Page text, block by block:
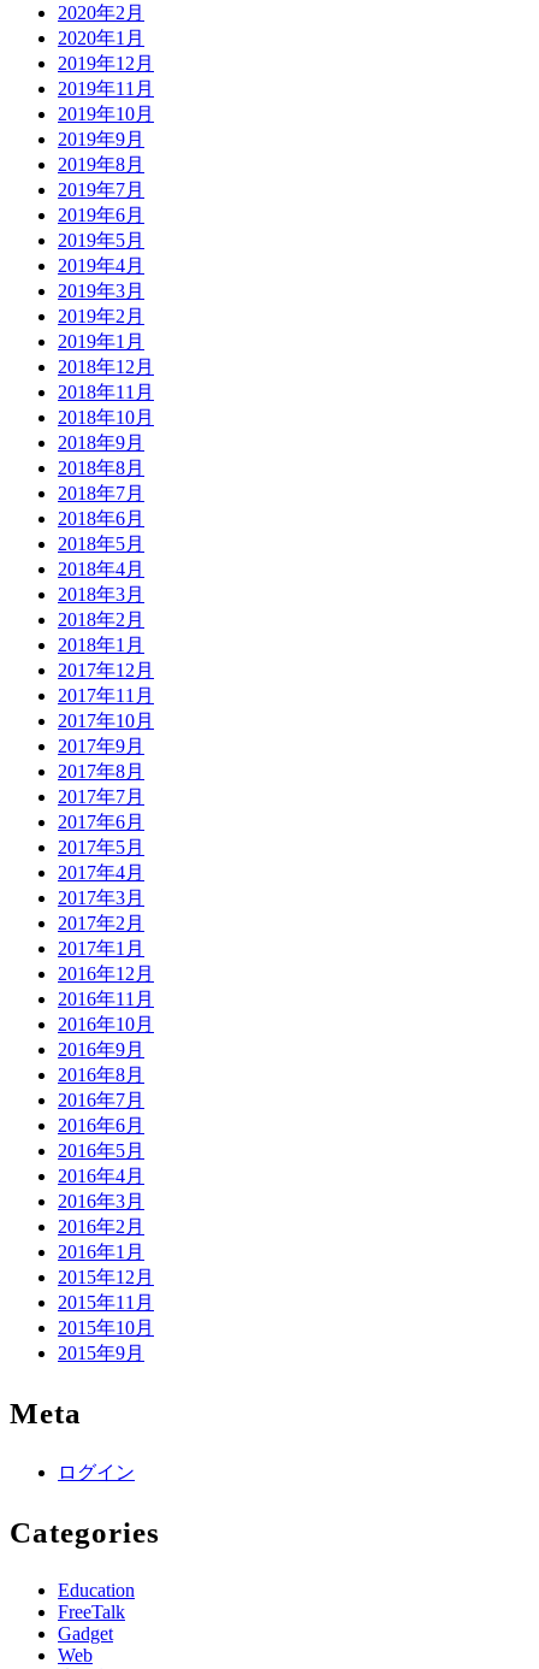
2020年2月
2020年1月
2019年12月
2019年11月
2019年10月
2019年9月
2019年8月
2019年7月
2019年6月
2019年5月
2019年4月
2019年3月
2019年2月
2019年1月
2018年12月
2018年11月
2018年10月
2018年9月
2018年8月
2018年7月
2018年6月
2018年5月
2018年4月
2018年3月
2018年2月
2018年1月
2017年12月
2017年11月
2017年10月
2017年9月
2017年8月
2017年7月
2017年6月
2017年5月
2017年4月
2017年3月
2017年2月
2017年1月
2016年12月
2016年11月
2016年10月
2016年9月
2016年8月
2016年7月
2016年6月
2016年5月
2016年4月
2016年3月
2016年2月
2016年1月
2015年12月
2015年11月
2015年10月
2015年9月
Meta
ログイン
Categories
Education
FreeTalk
Gadget
Web